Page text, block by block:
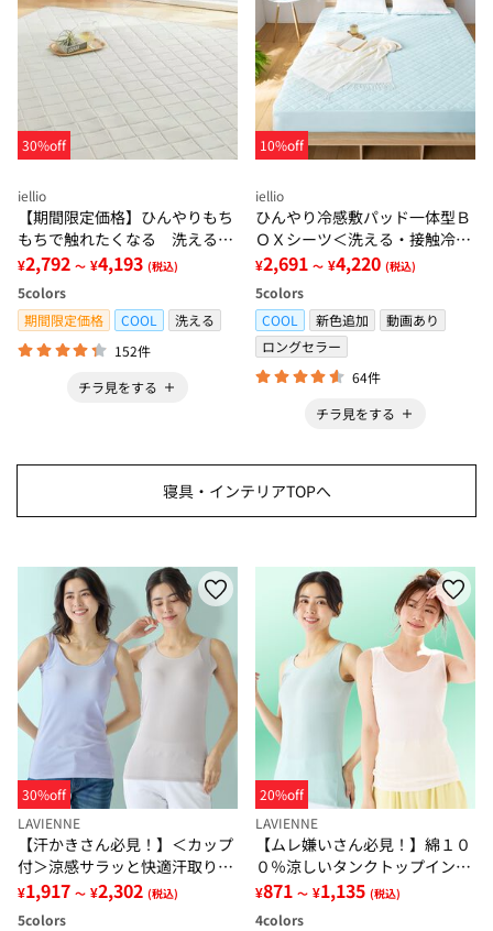
30%off
iellio
【期間限定価格】ひんやりもち
もちで触れたくなる 洗えるラ
グ＜低反発・滑りにくい・接触
冷感・防ダニ・カーペット＞
¥2,792 ～ ¥4,193 (税込)
5colors
期間限定価格
COOL
洗える
152件
チラ見をする
10%off
iellio
ひんやり冷感敷パッド一体型Ｂ
ＯＸシーツ＜洗える・接触冷
感・抗菌防臭・時短・家事楽・
ボックスシーツ・寝苦しさ対策
＞
¥2,691 ～ ¥4,220 (税込)
5colors
COOL
新色追加
動画あり
ロングセラー
64件
チラ見をする
寝具・インテリアTOPへ
30%off
LAVIENNE
【汗かきさん必見！】＜カップ
付＞涼感サラッと快適汗取りタ
ンクトップインナー＜さらりラ
ボ＞
¥1,917 ～ ¥2,302 (税込)
5colors
20%off
LAVIENNE
【ムレ嫌いさん必見！】綿１０
０％涼しいタンクトップインナ
ー＜さらりラボ＞
¥871 ～ ¥1,135 (税込)
4colors